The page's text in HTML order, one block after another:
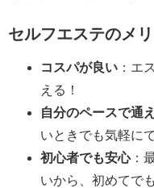
セルフエステのメ
コスパが良い ：エ
える！
自分のペースで通
いときでも気軽に
初心者でも安心：
いから、初めてで